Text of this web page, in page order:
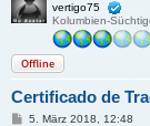
vertigo75
Kolumbien-
Offline
Certificado de
B5. März 2018, 12:48